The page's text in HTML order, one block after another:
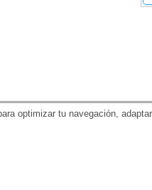
optimizar tu navegación,